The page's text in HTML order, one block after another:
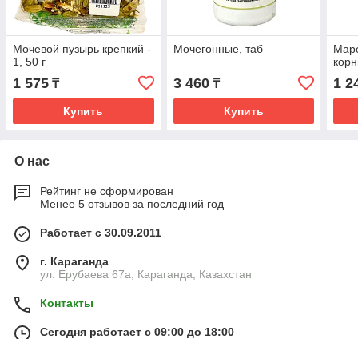
Мочевой пузырь крепкий -
1, 50 г
1 575 ₸
Купить
Мочегонные, таб
3 460₸
Купить
1
О нас
Рейтинг не сформирован
Менее 5 отзывов за последний год
Работает с 30.09.2011
г. Караганда
ул. Ерубаева 67а, Караганда, Казахстан
Контакты
Сегодня работает с 09:00 до 18:00